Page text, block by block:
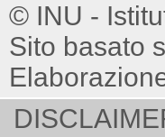
© INU -
Sito basato